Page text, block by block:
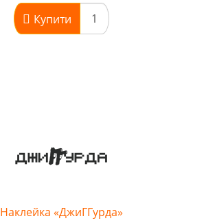
Купити
Наклейка «ДжиГГурда»